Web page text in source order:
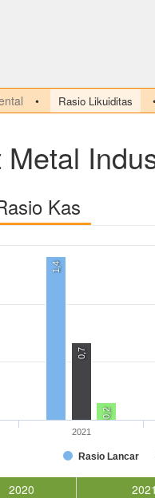
Rasio Likuiditas
Kas
1,4
0,7
0,2
Rasio Lancar
2021
2020 2021